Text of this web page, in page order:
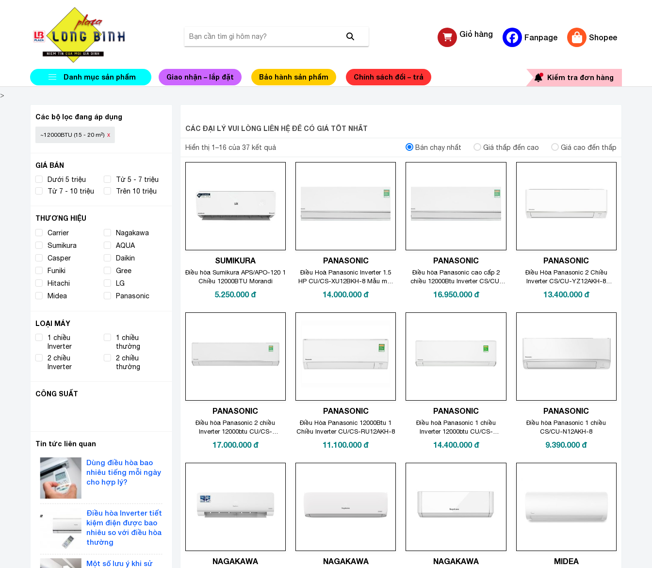
Giỏ hàng Fanpage Shopee
Danh mục sản phẩm Giao nhận – lắp đặt Bảo hành sản phẩm Chính sách đổi – trả Kiểm tra đơn hàng
>
CÁC ĐẠI LÝ VUI LÒNG LIÊN HỆ ĐỂ CÓ GIÁ TỐT NHẤT
Hiển thị 1–16 của 37 kết quả Bán chạy nhất Giá thấp đến cao Giá cao đến thấp
SUMIKURA
Điều hòa Sumikura APS/APO-120 1
Chiều 12000BTU Morandi
5.250.000 đ
PANASONIC
Điều Hoà Panasonic Inverter 1.5
HP CU/CS-XU12BKH-8 Mẫu mới
2025
14.000.000 đ
PANASONIC
Điều hòa Panasonic cao cấp 2
chiều 12000Btu Inverter CS/CU-
XZ12BKH-8 mới 2025
16.950.000 đ
PANASONIC
Điều Hòa Panasonic 2 Chiều
Inverter CS/CU-YZ12AKH-8
12000Btu
13.400.000 đ
PANASONIC
Điều hòa Panasonic 2 chiều
Inverter 12000btu CU/CS-
XZ12ZKH-8
17.000.000 đ
PANASONIC
Điều Hòa Panasonic 12000Btu 1
Chiều Inverter CU/CS-RU12AKH-8
11.100.000 đ
PANASONIC
Điều hoà Panasonic 1 chiều
Inverter 12000btu CU/CS-
XU12ZKH-8
14.400.000 đ
PANASONIC
Điều hòa Panasonic 1 chiều
CS/CU-N12AKH-8
9.390.000 đ
NAGAKAWA NAGAKAWA NAGAKAWA MIDEA
Các bộ lọc đang áp dụng
~12000BTU (15 - 20 m²)
GIÁ BÁN
Dưới 5 triệu
Từ 5 - 7 triệu
Từ 7 - 10 triệu
Trên 10 triệu
THƯƠNG HIỆU
Carrier Nagakawa
Sumikura
AQUA
Casper
Daikin
Funiki
Gree
Hitachi
LG
Midea
Panasonic
LOẠI MÁY
1 chiều
Inverter
1 chiều
thường
2 chiều
Inverter
2 chiều
thường
CÔNG SUẤT
Tin tức liên quan
Dùng điều hòa bao
nhiêu tiếng mỗi ngày
cho hợp lý?
Điều hòa Inverter tiết
kiệm điện được bao
nhiêu so với điều hòa
thường
Một số lưu ý khi sử